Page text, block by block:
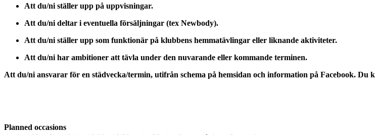
Att du/ni ställer upp på uppvisningar.
Att du/ni deltar i eventuella försäljningar (tex Newbody).
Att du/ni ställer upp som funktionär på klubbens hemmatävlingar eller liknande aktiviteter.
Att du/ni har ambitioner att tävla under den nuvarande eller kommande terminen.
Att du/ni ansvarar för en städvecka/termin, utifrån schema på hemsidan och information på Facebook.
Planned occasions